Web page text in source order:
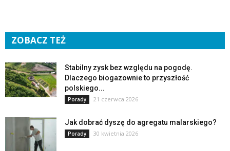
ZOBACZ TEŻ
Stabilny zysk bez względu na pogodę.
Dlaczego biogazownie to przyszłość
polskiego...
Porady 21 czerwca 2026
Jak dobrać dyszę do agregatu malarskiego?
Porady 30 kwietnia 2026